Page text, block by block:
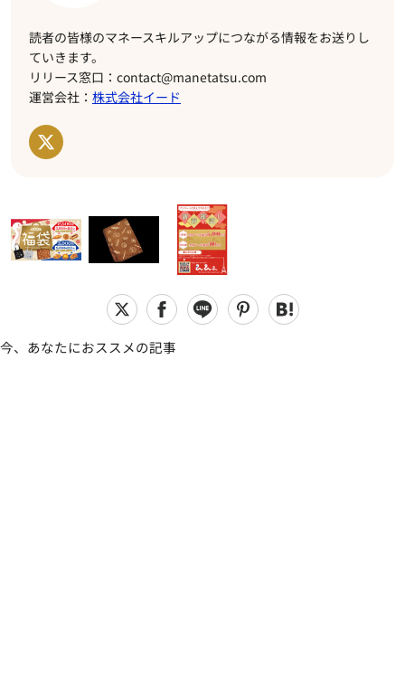
読者の皆様のマネースキルアップにつながる情報をお送りし
ていきます。
リリース窓口：contact@manetatsu.com
運営会社： 株式会社イード
今、あなたにおススメの記事